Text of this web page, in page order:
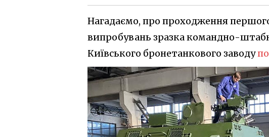
Нагадаємо, про проходження
випробувань зразка командно-
Київського бронетанкового заводу